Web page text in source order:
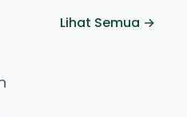
Lihat Semua →